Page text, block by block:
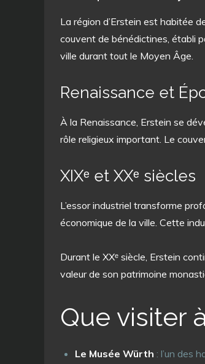
La région d’Erstein est habitée
couvent de bénédictines, établi
ville durant tout le Moyen Âge.
Renaissance et
À la Renaissance, Erstein se
rôle religieux important. Le
XIXᵉ et XXᵉ siècles
L’essor industriel transforme
économique de la ville. Cette
Durant le XXᵉ siècle, Erstein
valeur de son patrimoine
Que visiter
Le Musée Würth : l’un des